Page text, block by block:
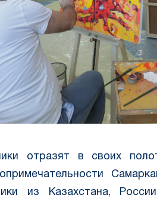
отразят в своих
из Казахстана,